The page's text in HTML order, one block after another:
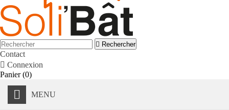
 Rechercher
Contact
 Connexion
Panier (0)
MENU